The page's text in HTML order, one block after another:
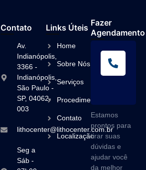
Contato
Av.
Indianópolis,
3366 -
Indianópolis,
São Paulo -
SP, 04062-
003
lithocenter@lithocenter.com.br
Seg a
Sáb -
Links Úteis
Home
Sobre Nós
Serviços
Procedimentos
Contato
Localização
Fazer
Agendamento
Estamos
prontos para
tirar suas
dúvidas e
ajudar você
da melhor